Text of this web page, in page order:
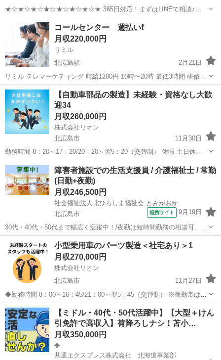
★☆★☆★☆★☆★☆★☆★☆★ 365日対応！まずはLINEで相談♪
☆★☆★☆★☆★☆★☆★☆★☆★ ＼気軽にご相談ください♪♪／
https://page.line.me/911vmzfs?openQrModal...
北広島市 タクシードライバー
コールセンター 週払い❗️
月収220,000円
リミル
北広島駅
2月21日
リミル テレマーケティング 時給1200円 10時〜20時 最低3時間 研修終
了後から週払い可能！ シフト 週3からOK! 休み自由！主婦応援サポ
ート
北海道 北広島市 北広島駅 コールセンター 主婦
【自動車部品の製造】未経験・資格なし大歓
迎34
月収260,000円
株式会社リオン
北広島市
11月30日
勤務時間 8：20～17：20/20：20～翌5：20（交替制） 休暇 土日休み
※職場カレンダーによる 長期休暇（夏季、GW、年末年始） 月給 26万
円～ ※経験・能力を考慮して決定します 仕事内...
北海道 北広島市 工場 未経験
障害者施設での生活支援員 / 介護福祉士 / 常勤
(日勤+夜勤)
月収246,500円
社会福祉法人北ひろしま福祉会 とみがおか
北広島市
提携サイト 9月19日
30代・40代・50代まで幅広く活躍中！/夜勤は短時間勤務の相談可。効
率よく高収入をめざせる！ 【施設名】 社会福祉法人北ひろしま福祉会
とみがおか 【勤務地】 北海道 北広島市 【アクセス】 北広島駅/0駅/0
駅 ...
北広島市 介護福祉士
小型乗用車のパーツ製造＜社宅あり＞1
月収270,000円
株式会社リオン
北広島市
11月27日
◆勤務時間 8：00～16：45/21：00～翌5：45（交替制） ※夜勤帯は生
産状況により時間変更あり ◆休暇 土日休み※職場カレンダーによる
長期休暇（夏季、GW、年末年始） ◆月給 27万円～ ...
北海道 北広島市 工場 社宅
【ミドル・40代・50代活躍中】【大型＋けん
引免許で高収入】荷降ろしナシ！苫小…
月収350,000円
共通エクスプレス株式会社 北海道事業部